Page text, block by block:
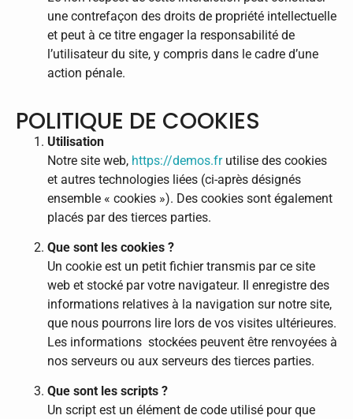
une contrefaçon des droits de propriété intellectuelle
et peut à ce titre engager la responsabilité de
l’utilisateur du site, y compris dans le cadre d’une
action pénale.
POLITIQUE DE COOKIES
Utilisation
Notre site web, https://demos.frutilise des cookies
et autres technologies liées (ci-après désignés
ensemble « cookies »). Des cookies sont également
placés par des tierces parties.
Que sont les cookies ?
Un cookie est un petit fichier transmis par ce site
web et stocké par votre navigateur. Il enregistre des
informations relatives à la navigation sur notre site,
que nous pourrons lire lors de vos visites ultérieures.
Les informations stockées peuvent être renvoyées à
nos serveurs ou aux serveurs des tierces parties.
Que sont les scripts ?
Un script est un élément de code utilisé pour que